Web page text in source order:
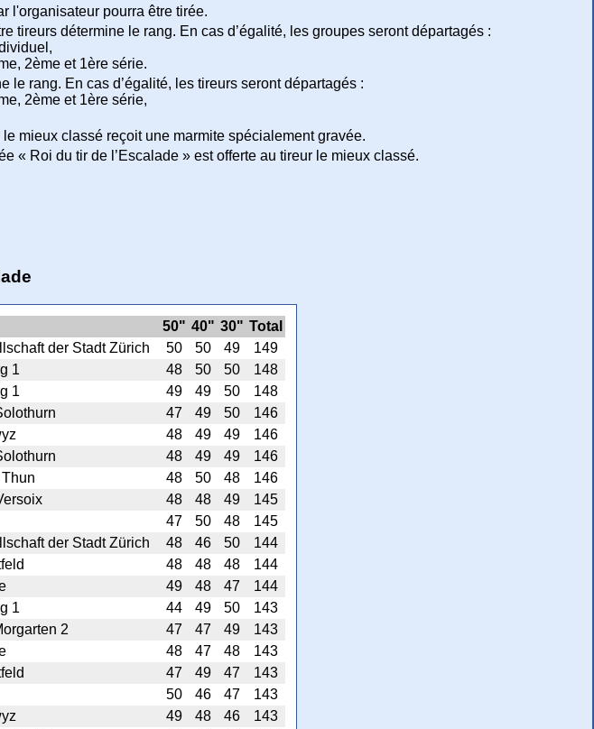
l'organisateur pourra être tirée.
tireurs détermine le rang. En cas d’égalité, les groupes seront départagés :
2ème et 1ère série.
le rang. En cas d’égalité, les tireurs seront départagés :
2ème et 1ère série,
mieux classé reçoit une marmite spécialement gravée.
« Roi du tir de l’Escalade » est offerte au tireur le mieux classé.
50" 40" 30" Total
der Stadt Zürich 50 50 49
149
1 48 50 50
148
1 49 49 50
148
47 49 50
146
48 49 49
146
48 49 49
146
48 50 48
146
48 48 49
145
47 50 48
145
der Stadt Zürich 48 46 50
144
48 48 48
144
49 48 47
144
1 44 49 50
143
2 47 47 49
143
48 47 48
143
47 49 47
143
50 46 47
143
49 48 46
143